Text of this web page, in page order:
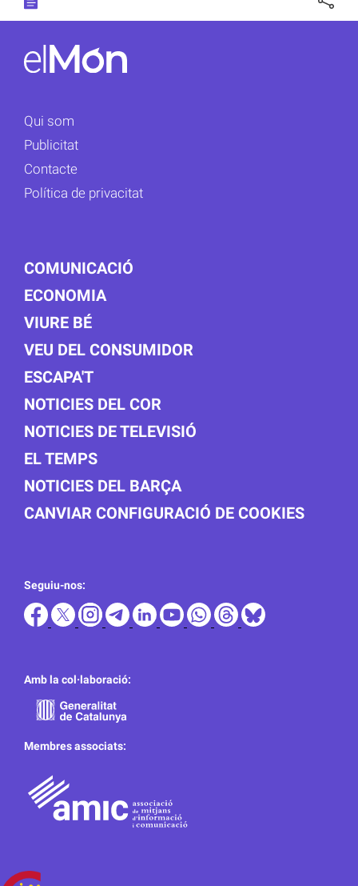
Qui som
Publicitat
Contacte
Política de privacitat
COMUNICACIÓ
ECONOMIA
VIURE BÉ
VEU DEL CONSUMIDOR
ESCAPA'T
NOTICIES DEL COR
NOTICIES DE TELEVISIÓ
EL TEMPS
NOTICIES DEL BARÇA
CANVIAR CONFIGURACIÓ DE COOKIES
Seguiu-nos:
Amb la col·laboració:
Membres associats: